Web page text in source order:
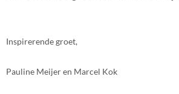
Inspirerende groet,
Pauline Meijer en Marcel Kok